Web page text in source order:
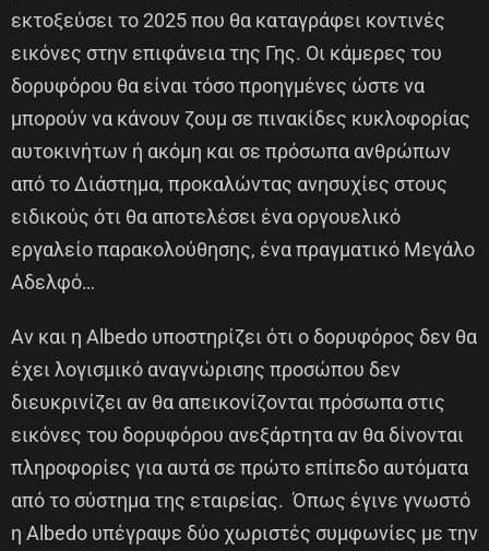
εκτοξεύσει το 2025 που θα καταγράφει κοντινές
εικόνες στην επιφάνεια της Γης. Οι κάμερες του
δορυφόρου θα είναι τόσο προηγμένες ώστε να
μπορούν να κάνουν ζουμ σε πινακίδες κυκλοφορίας
αυτοκινήτων ή ακόμη και σε πρόσωπα ανθρώπων
από το Διάστημα, προκαλώντας ανησυχίες στους
ειδικούς ότι θα αποτελέσει ένα οργουελικό
εργαλείο παρακολούθησης, ένα πραγματικό Μεγάλο
Αδελφό…
Αν και η Albedo υποστηρίζει ότι ο δορυφόρος δεν θα
έχει λογισμικό αναγνώρισης προσώπου δεν
διευκρινίζει αν θα απεικονίζονται πρόσωπα στις
εικόνες του δορυφόρου ανεξάρτητα αν θα δίνονται
πληροφορίες για αυτά σε πρώτο επίπεδο αυτόματα
από το σύστημα της εταιρείας. Όπως έγινε γνωστό
η Albedo υπέγραψε δύο χωριστές συμφωνίες με την